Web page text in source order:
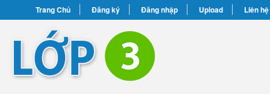
Trang Chủ Đăng ký Đăng nhập Upload Liên hệ